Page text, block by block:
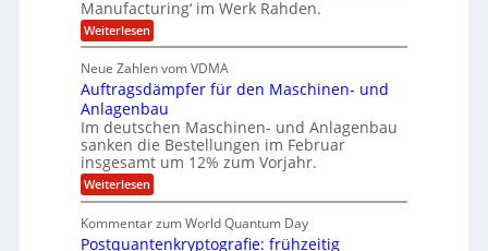
5
M
i
l
l
i
o
n
e
n
U
S
e
e
r
i
n
g
f
ü
r
M
o
n
3
.
2
m
t
A
p
s
o
l
u
t
e
r
e
s
i
w
i
r
d
C
h
i
e
f
Manufacturing‘ im Werk Rahden.
Weiterlesen:
H
r
t
i
n
g
e
r
ö
f
n
e
Neue Zahlen vom VDMA
Auftragsdämpfer für den Maschinen- und
Anlagenbau
Im deutschen Maschinen- und Anlagenbau
sanken die Bestellungen im Februar
insgesamt um 12% zum Vorjahr.
Weiterlesen:
A
f
t
Kommentar zum World Quantum Day
Postquantenkryptografie: frühzeitig